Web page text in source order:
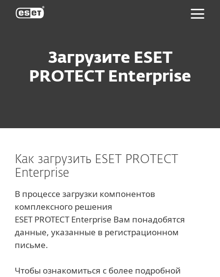
Загрузите ESET
PROTECT Enterprise
Как загрузить ESET PROTECT
Enterprise
В процессе загрузки компонентов
комплексного решения
ESET PROTECT Enterprise Вам понадобятся
данные, указанные в регистрационном
письме.
Чтобы ознакомиться с более подробной
ESET